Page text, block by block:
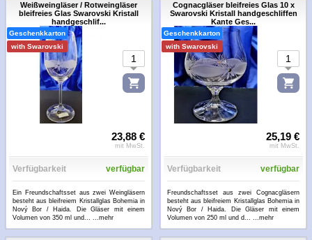
Weißweingläser / Rotweingläser
bleifreies Glas Swarovski Kristall
handgeschlif...
Geschenkkarton
with Swarovski
23,88 €
mit MwSt.
Verfügbarkeit verfügbar
Ein Freundschaftsset aus zwei Weingläsern
besteht aus bleifreiem Kristallglas Bohemia in
Nový Bor / Haida. Die Gläser mit einem
Volumen von 350 ml und... ...mehr
Cognacgläser bleifreies Glas 10 x
Swarovski Kristall handgeschliffen
Kante Ges...
Geschenkkarton
with Swarovski
25,19 €
mit MwSt.
Verfügbarkeit verfügbar
Freundschaftsset aus zwei Cognacgläsern
besteht aus bleifreiem Kristallglas Bohemia in
Nový Bor / Haida. Die Gläser mit einem
Volumen von 250 ml und d... ...mehr